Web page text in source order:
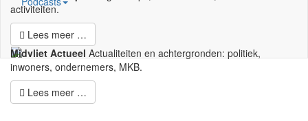
35 jaar
activiteiten.
Lees meer …
Midvliet Actueel Actualiteiten en achtergronden: politiek,
inwoners, ondernemers, MKB.
Lees meer …